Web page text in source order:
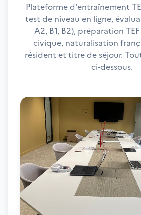
Plateforme d'entraînement
test de niveau en ligne,
A2, B1, B2), préparation
civique, naturalisation
résident et titre de séjour.
ci-dessous.